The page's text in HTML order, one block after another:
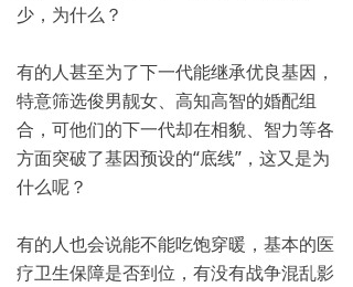
少，为什么？
有的人甚至为了下一代能继承优良基因，
特意筛选俊男靓女、高知高智的婚配组
合，可他们的下一代却在相貌、智力等各
方面突破了基因预设的“底线”，这又是为
什么呢？
有的人也会说能不能吃饱穿暖，基本的医
疗卫生保障是否到位，有没有战争混乱影